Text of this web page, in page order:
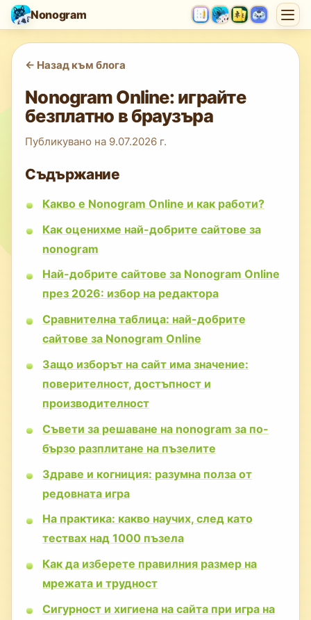
Nonogram
<- Назад към блога
Nonogram Online: играйте
безплатно в браузъра
Публикувано на 9.07.2026 г.
Съдържание
Какво е Nonogram Online и как работи?
Как оценихме най-добрите сайтове за
nonogram
Най-добрите сайтове за Nonogram Online
през 2026: избор на редактора
Сравнителна таблица: най-добрите
сайтове за Nonogram Online
Защо изборът на сайт има значение:
поверителност, достъпност и
производителност
Съвети за решаване на nonogram за по-
бързо разплитане на пъзелите
Здраве и когниция: разумна полза от
редовната игра
На практика: какво научих, след като
тествах над 1000 пъзела
Как да изберете правилния размер на
мрежата и трудност
Сигурност и хигиена на сайта при игра на